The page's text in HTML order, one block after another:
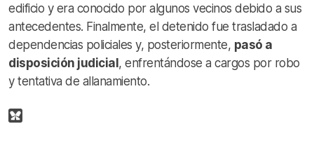
edificio y era conocido por algunos vecinos debido a sus
antecedentes. Finalmente, el detenido fue trasladado a
dependencias policiales y, posteriormente, pasó a
disposición judicial, enfrentándose a cargos por robo
y tentativa de allanamiento.